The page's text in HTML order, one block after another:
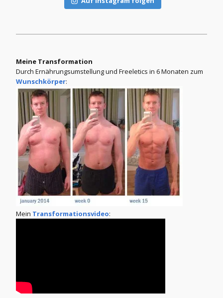
Meine Transformation
Durch Ernährungsumstellung und Freeletics in 6 Monaten zum
Wunschkörper:
Mein Transformationsvideo: